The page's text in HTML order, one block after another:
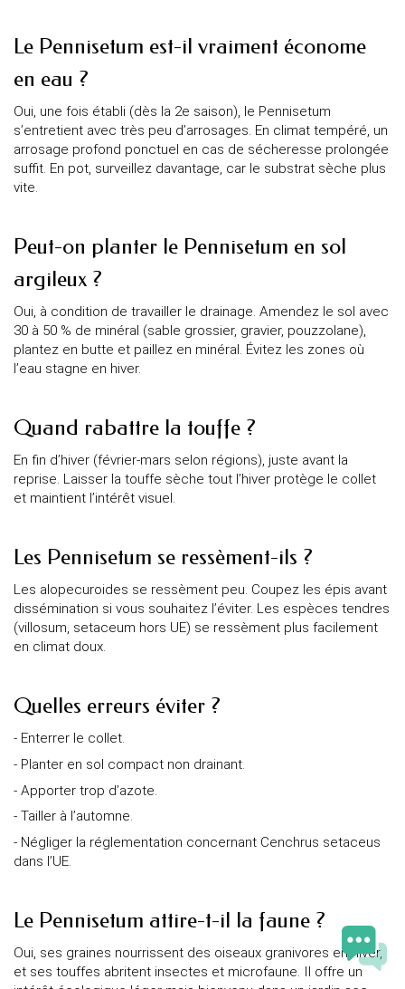
Le Pennisetum est-il vraiment économe
en eau ?
Oui, une fois établi (dès la 2e saison), le Pennisetum
s’entretient avec très peu d’arrosages. En climat tempéré, un
arrosage profond ponctuel en cas de sécheresse prolongée
suffit. En pot, surveillez davantage, car le substrat sèche plus
vite.
Peut-on planter le Pennisetum en sol
argileux ?
Oui, à condition de travailler le drainage. Amendez le sol avec
30 à 50 % de minéral (sable grossier, gravier, pouzzolane),
plantez en butte et paillez en minéral. Évitez les zones où
l’eau stagne en hiver.
Quand rabattre la touffe ?
En fin d’hiver (février-mars selon régions), juste avant la
reprise. Laisser la touffe sèche tout l’hiver protège le collet
et maintient l’intérêt visuel.
Les Pennisetum se ressèment-ils ?
Les alopecuroides se ressèment peu. Coupez les épis avant
dissémination si vous souhaitez l’éviter. Les espèces tendres
(villosum, setaceum hors UE) se ressèment plus facilement
en climat doux.
Quelles erreurs éviter ?
- Enterrer le collet.
- Planter en sol compact non drainant.
- Apporter trop d’azote.
- Tailler à l’automne.
- Négliger la réglementation concernant Cenchrus setaceus
dans l’UE.
Le Pennisetum attire-t-il la faune ?
Oui, ses graines nourrissent des oiseaux granivores en hiver,
et ses touffes abritent insectes et microfaune. Il offre un